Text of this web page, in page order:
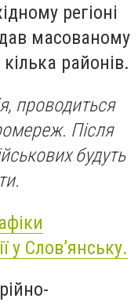
регіоні
масованому
районів.
проводиться
Після
будуть
у Слов’янську.